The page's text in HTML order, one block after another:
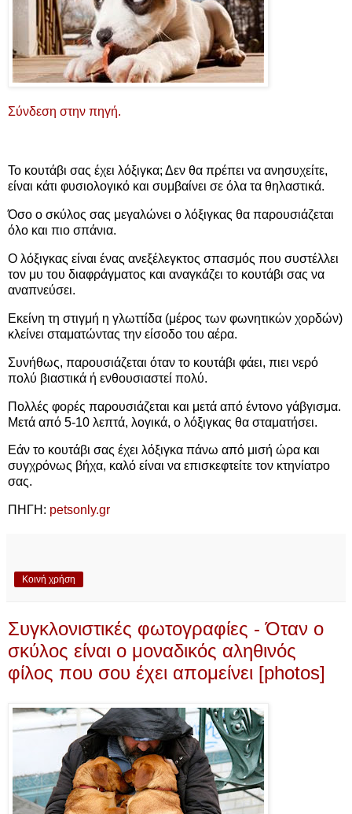
Σύνδεση στην πηγή.
Το κουτάβι σας έχει λόξιγκα; Δεν θα πρέπει να ανησυχείτε,
είναι κάτι φυσιολογικό και συμβαίνει σε όλα τα θηλαστικά.
Όσο ο σκύλος σας μεγαλώνει ο λόξιγκας θα παρουσιάζεται
όλο και πιο σπάνια.
Ο λόξιγκας είναι ένας ανεξέλεγκτος σπασμός που συστέλλει
τον μυ του διαφράγματος και αναγκάζει το κουτάβι σας να
αναπνεύσει.
Εκείνη τη στιγμή η γλωττίδα (μέρος των φωνητικών χορδών)
κλείνει σταματώντας την είσοδο του αέρα.
Συνήθως, παρουσιάζεται όταν το κουτάβι φάει, πιει νερό
πολύ βιαστικά ή ενθουσιαστεί πολύ.
Πολλές φορές παρουσιάζεται και μετά από έντονο γάβγισμα.
Μετά από 5-10 λεπτά, λογικά, ο λόξιγκας θα σταματήσει.
Εάν το κουτάβι σας έχει λόξιγκα πάνω από μισή ώρα και
συγχρόνως βήχα, καλό είναι να επισκεφτείτε τον κτηνίατρο
σας.
ΠΗΓΗ: petsonly.gr
Κοινή χρήση
Συγκλονιστικές φωτογραφίες - Όταν ο
σκύλος είναι ο μοναδικός αληθινός
φίλος που σου έχει απομείνει [photos]